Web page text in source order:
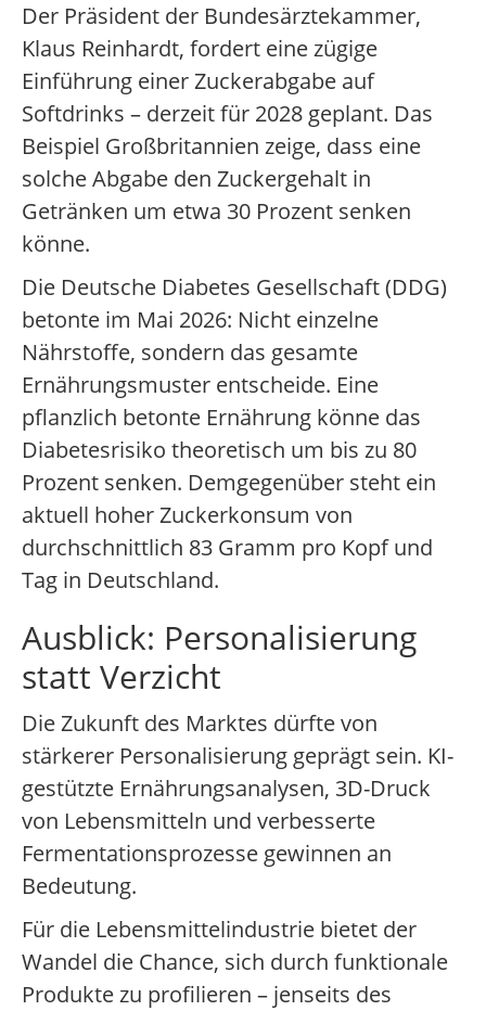
Der Präsident der Bundesärztekammer,
Klaus Reinhardt, fordert eine zügige
Einführung einer Zuckerabgabe auf
Softdrinks – derzeit für 2028 geplant. Das
Beispiel Großbritannien zeige, dass eine
solche Abgabe den Zuckergehalt in
Getränken um etwa 30 Prozent senken
könne.
Die Deutsche Diabetes Gesellschaft (DDG)
betonte im Mai 2026: Nicht einzelne
Nährstoffe, sondern das gesamte
Ernährungsmuster entscheide. Eine
pflanzlich betonte Ernährung könne das
Diabetesrisiko theoretisch um bis zu 80
Prozent senken. Demgegenüber steht ein
aktuell hoher Zuckerkonsum von
durchschnittlich 83 Gramm pro Kopf und
Tag in Deutschland.
Ausblick: Personalisierung
statt Verzicht
Die Zukunft des Marktes dürfte von
stärkerer Personalisierung geprägt sein. KI-
gestützte Ernährungsanalysen, 3D-Druck
von Lebensmitteln und verbesserte
Fermentationsprozesse gewinnen an
Bedeutung.
Für die Lebensmittelindustrie bietet der
Wandel die Chance, sich durch funktionale
Produkte zu profilieren – jenseits des